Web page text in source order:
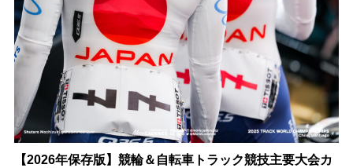
【2026年保存版】競輪＆自転車トラック競技主要大会カ